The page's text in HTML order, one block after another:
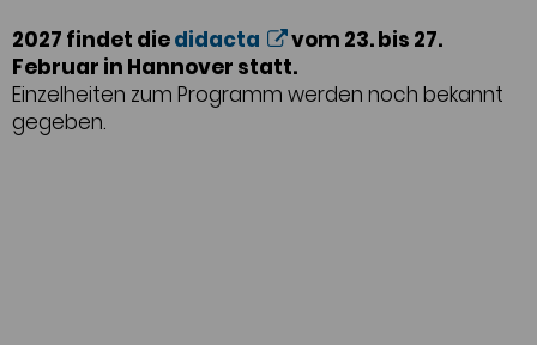
gelten unter anderem verschiedene Ausschüsse sowie
Partner des Verbandes.
2027 findet diedidacta
vom 23. bis 27.
Februar in Hannover statt.
Einzelheiten zum Programm werden noch bekannt
gegeben.